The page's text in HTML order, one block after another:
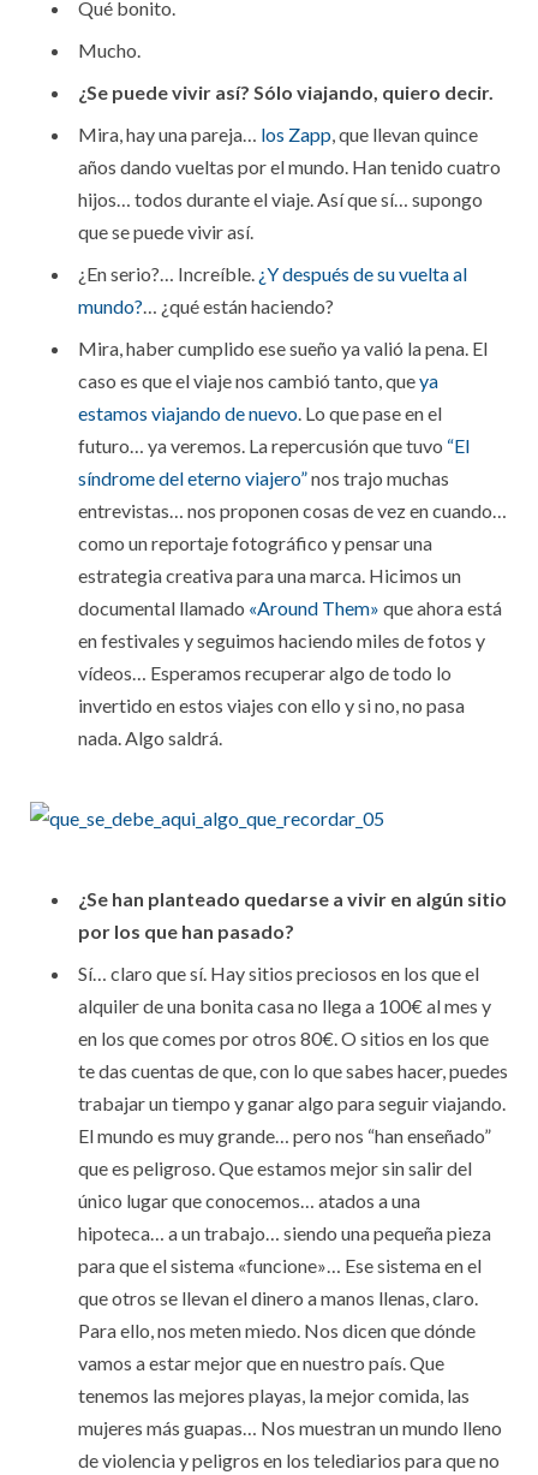
Qué bonito.
Mucho.
¿Se puede vivir así? Sólo viajando, quiero decir.
Mira, hay una pareja… los Zapp, que llevan quince
años dando vueltas por el mundo. Han tenido cuatro
hijos… todos durante el viaje. Así que sí… supongo
que se puede vivir así.
¿En serio?… Increíble. ¿Y después de su vuelta al
mundo?… ¿qué están haciendo?
Mira, haber cumplido ese sueño ya valió la pena. El
caso es que el viaje nos cambió tanto, queya
estamos viajando de nuevo. Lo que pase en el
futuro… ya veremos. La repercusión que tuvo “El
síndrome del eterno viajero”nos trajo muchas
entrevistas… nos proponen cosas de vez en cuando…
como un reportaje fotográfico y pensar una
estrategia creativa para una marca. Hicimos un
documental llamado «Around Them» que ahora está
en festivales y seguimos haciendo miles de fotos y
vídeos… Esperamos recuperar algo de todo lo
invertido en estos viajes con ello y si no, no pasa
nada. Algo saldrá.
¿Se han planteado quedarse a vivir en algún sitio
por los que han pasado?
Sí… claro que sí. Hay sitios preciosos en los que el
alquiler de una bonita casa no llega a 100€ al mes y
en los que comes por otros 80€. O sitios en los que
te das cuentas de que, con lo que sabes hacer, puedes
trabajar un tiempo y ganar algo para seguir viajando.
El mundo es muy grande… pero nos “han enseñado”
que es peligroso. Que estamos mejor sin salir del
único lugar que conocemos… atados a una
hipoteca… a un trabajo… siendo una pequeña pieza
para que el sistema «funcione»… Ese sistema en el
que otros se llevan el dinero a manos llenas, claro.
Para ello, nos meten miedo. Nos dicen que dónde
vamos a estar mejor que en nuestro país. Que
tenemos las mejores playas, la mejor comida, las
mujeres más guapas… Nos muestran un mundo lleno
de violencia y peligros en los telediarios para que no